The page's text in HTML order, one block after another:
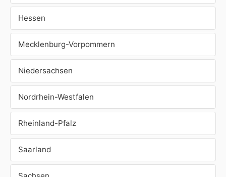
Hessen
Mecklenburg-Vorpommern
Niedersachsen
Nordrhein-Westfalen
Rheinland-Pfalz
Saarland